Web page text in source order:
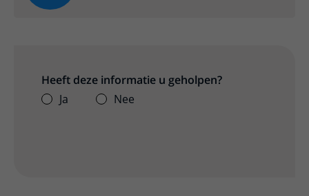
Heeft deze informatie u geholpen?
Ja
Nee